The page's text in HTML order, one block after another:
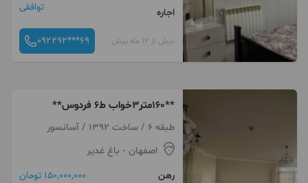
اجاره
توافقی
بیش از 12 ماه پیش 092292***69
**۱۶۰متر۳خواب ط۶ فردوس**
طبقه 6 / ساخت 1392 / آسانسور
اصفهان - باغ غدیر
رهن
150,000,000 تومان